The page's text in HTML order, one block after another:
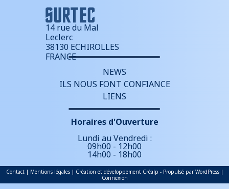
14 rue du Mal
Leclerc
38130 ECHIROLLES
FRANCE
NEWS
ILS NOUS FONT CONFIANCE
LIENS
Horaires d'Ouverture
Lundi au Vendredi :
09h00 - 12h00
14h00 - 18h00
Contact| Mentions légales| Création et développement Créalp - Propulsé parWordPress|
Connexion